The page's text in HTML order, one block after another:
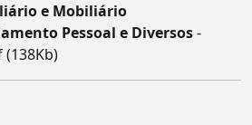
e Mobiliário
Pessoal e Diversos-